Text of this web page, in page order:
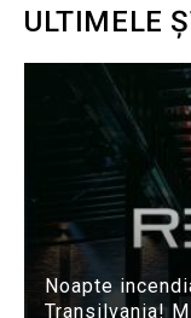
ULTIMELE
Noapte
Transilvania!